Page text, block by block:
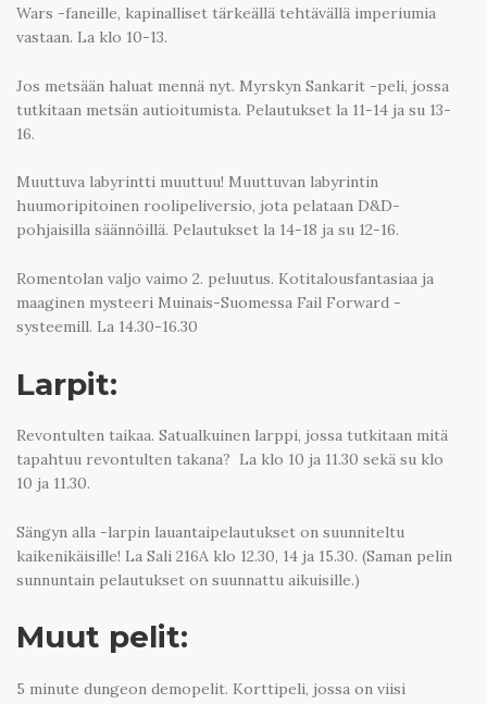
Wars -faneille, kapinalliset tärkeällä tehtävällä imperiumia
vastaan. La klo 10-13.
Jos metsään haluat mennä nyt. Myrskyn Sankarit -peli, jossa
tutkitaan metsän autioitumista. Pelautukset la 11-14 ja su 13-
16.
Muuttuva labyrintti muuttuu! Muuttuvan labyrintin
huumoripitoinen roolipeliversio, jota pelataan D&D-
pohjaisilla säännöillä. Pelautukset la 14-18 ja su 12-16.
Romentolan valjo vaimo 2. peluutus. Kotitalousfantasiaa ja
maaginen mysteeri Muinais-Suomessa Fail Forward -
systeemill. La 14.30-16.30
Larpit:
Revontulten taikaa. Satualkuinen larppi, jossa tutkitaan mitä
tapahtuu revontulten takana? La klo 10 ja 11.30 sekä su klo
10 ja 11.30.
Sängyn alla -larpin lauantaipelautukset on suunniteltu
kaikenikäisille! La Sali 216A klo 12.30, 14 ja 15.30. (Saman pelin
sunnuntain pelautukset on suunnattu aikuisille.)
Muut pelit:
5 minute dungeon demopelit. Korttipeli, jossa on viisi